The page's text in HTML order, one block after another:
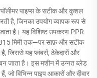
पाइप्स के सटीक और कुशल
है, जिनका उपयोग व्यापक रूप से
है। यह विशिष्ट उपकरण PPR
315 मिमी तक—पर साफ़ और सटीक
जिससे यह प्लंबर्स, ठेकेदारों और
जाता है। इस मशीन में उन्नत ब्लेड
जो विभिन्न पाइप आकारों और दीवार